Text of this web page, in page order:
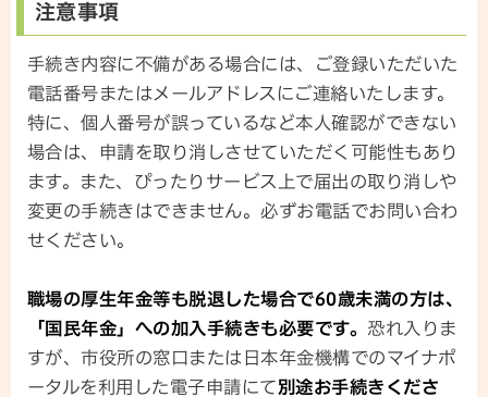
注意事項
手続き内容に不備がある場合には、ご登録いただいた
電話番号またはメールアドレスにご連絡いたします。
特に、個人番号が誤っているなど本人確認ができない
場合は、申請を取り消しさせていただく可能性もあり
ます。また、ぴったりサービス上で届出の取り消しや
変更の手続きはできません。必ずお電話でお問い合わ
せください。
職場の厚生年金等も脱退した場合で60歳未満の方は、
「国民年金」への加入手続きも必要です。 恐れ入りま
すが、市役所の窓口または日本年金機構でのマイナポ
ータルを利用した電子申請にて別途お手続きくださ